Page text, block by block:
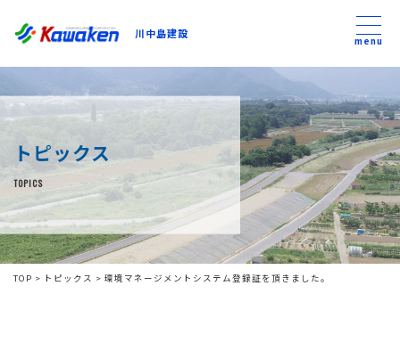
川中島建設
川中島建設
トップ
トピックス
事業内容
私たちについて
menu
トピックス
TOPICS
TOP > トピックス > 環境マネージメントシステム登録証を頂きました。